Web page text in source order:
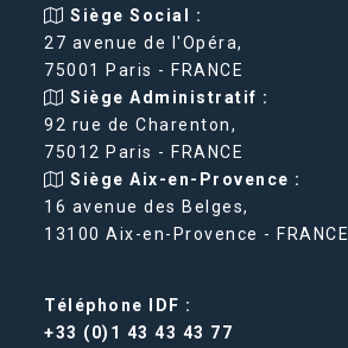
Siège Social :
27 avenue de l'Opéra,
75001 Paris - FRANCE
Siège Administratif :
92 rue de Charenton,
75012 Paris - FRANCE
Siège Aix-en-Provence :
16 avenue des Belges,
13100 Aix-en-Provence - FRANCE
Téléphone IDF :
+33 (0)1 43 43 43 77